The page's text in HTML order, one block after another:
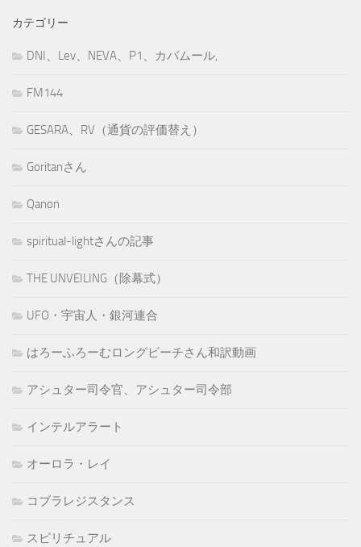
カテゴリー
DNI、Lev、NEVA、P1、カバムール,
FM144
GESARA、RV（通貨の評価替え）
Goritanさん
Qanon
spiritual-lightさんの記事
THE UNVEILING（除幕式）
UFO・宇宙人・銀河連合
はろーふろーむロングビーチさん和訳動画
アシュター司令官、アシュター司令部
インテルアラート
オーロラ・レイ
コブラレジスタンス
スピリチュアル